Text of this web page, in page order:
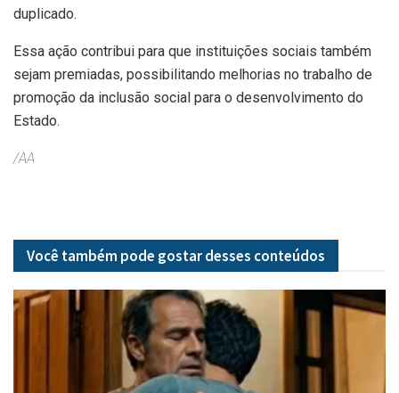
duplicado.
Essa ação contribui para que instituições sociais também
sejam premiadas, possibilitando melhorias no trabalho de
promoção da inclusão social para o desenvolvimento do
Estado.
/AA
Você também pode gostar desses conteúdos